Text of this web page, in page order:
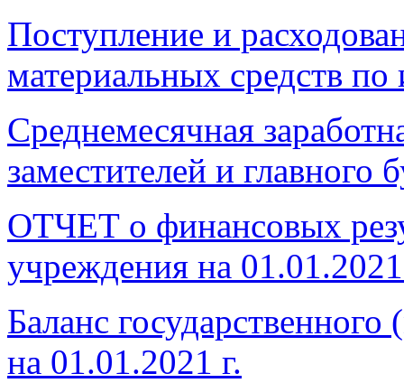
Поступление и
материальных средств по
Среднемесячная
заместителей и главного
ОТЧЕТ о финансовых
учреждения на
Баланс
на 01.01.2021 г.